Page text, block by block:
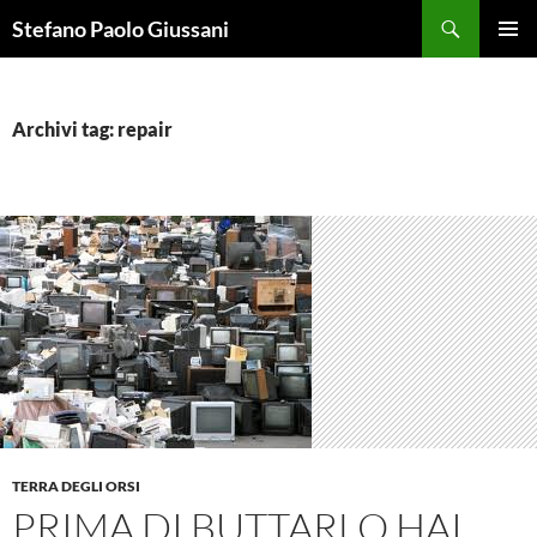
alStefano Paolo Giussani
Archivi tag: repair
TERRA DEGLI ORSI
PRIMA DI BUTTARLO HAI